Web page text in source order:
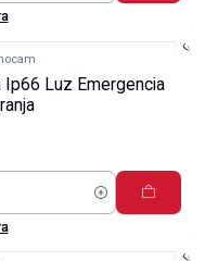
Luz Emergencia